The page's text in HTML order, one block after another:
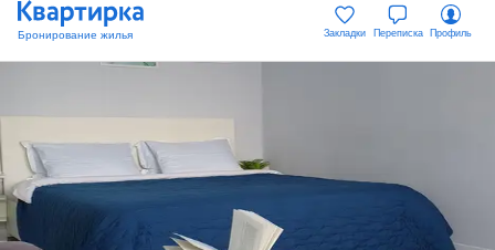
Закладки Переписка Профиль